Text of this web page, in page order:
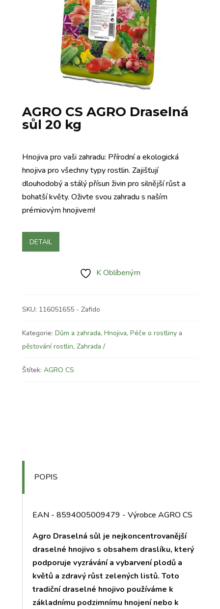
AGRO CS AGRO Draselná
sůl 20 kg
Hnojiva pro vaši zahradu: Přírodní a ekologická
hnojiva pro všechny typy rostlin. Zajišťují
dlouhodobý a stálý přísun živin pro silnější růst a
bohatší květy. Oživte svou zahradu s naším
prémiovým hnojivem!
DETAIL
K Oblíbeným
SKU: 116051655 - Zafido
Kategorie: Dům a zahrada, Hnojiva, Péče o rostliny a
pěstování rostlin, Zahrada
Štítek: AGRO CS
POPIS
EAN - 8594005009479 - Výrobce AGRO CS
Agro Draselná sůl je nejkoncentrovanější
draselné hnojivo s obsahem draslíku, který
podporuje vyzrávání a vybarvení plodů a
květů a zdravý růst zelených listů. Toto
tradiční draselné hnojivo používáme k
základnímu podzimnímu hnojení nebo k